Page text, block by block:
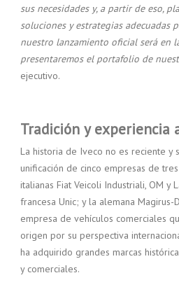
sus necesidades y, a partir de eso,
soluciones y estrategias adecuadas
nuestro lanzamiento oficial será en
presentaremos el portafolio de
ejecutivo.
Tradición y experiencia
La historia de Iveco no es reciente y
unificación de cinco empresas de
italianas Fiat Veicoli Industriali, OM y
francesa Unic; y la alemana Magirus-
empresa de vehículos comerciales
origen por su perspectiva
ha adquirido grandes marcas
y comerciales.